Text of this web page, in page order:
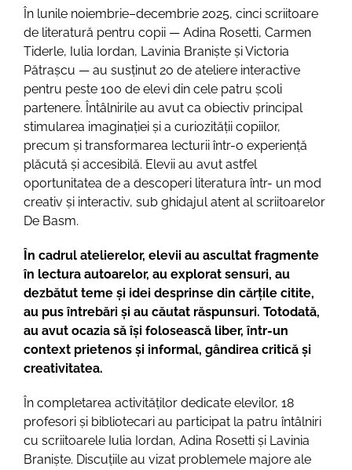
În lunile noiembrie–decembrie 2025, cinci scriitoare
de literatură pentru copii — Adina Rosetti, Carmen
Tiderle, Iulia Iordan, Lavinia Braniște și Victoria
Pătrașcu — au susținut 20 de ateliere interactive
pentru peste 100 de elevi din cele patru școli
partenere. Întâlnirile au avut ca obiectiv principal
stimularea imaginației și a curiozității copiilor,
precum și transformarea lecturii într-o experiență
plăcută și accesibilă. Elevii au avut astfel
oportunitatea de a descoperi literatura într- un mod
creativ și interactiv, sub ghidajul atent al scriitoarelor
De Basm.
În cadrul atelierelor, elevii au ascultat fragmente
în lectura autoarelor, au explorat sensuri, au
dezbătut teme și idei desprinse din cărțile citite,
au pus întrebări și au căutat răspunsuri. Totodată,
au avut ocazia să își folosească liber, într-un
context prietenos și informal, gândirea critică și
creativitatea.
În completarea activităților dedicate elevilor, 18
profesori și bibliotecari au participat la patru întâlniri
cu scriitoarele Iulia Iordan, Adina Rosetti și Lavinia
Braniște. Discuțiile au vizat problemele majore ale